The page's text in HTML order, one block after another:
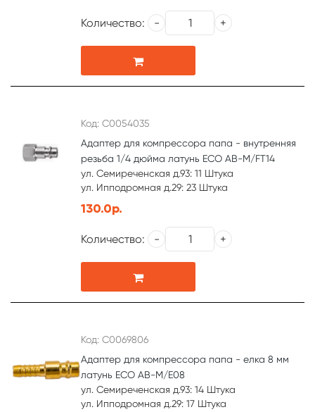
Количество:
Код: С0054035
Адаптер для компрессора папа - внутренняя
резьба 1/4 дюйма латунь ECO AB-M/FT14
ул. Семиреченская д.93: 11 Штука
ул. Ипподромная д.29: 23 Штука
130.0р.
Количество:
Код: С0069806
Адаптер для компрессора папа - елка 8 мм
латунь ECO AB-M/E08
ул. Семиреченская д.93: 14 Штука
ул. Ипподромная д.29: 17 Штука